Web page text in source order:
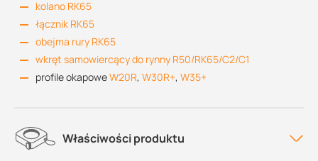
kolano RK65
łącznik RK65
obejma rury RK65
wkręt samowiercący do rynny R50/RK65/C2/C1
profile okapoweW20R, W30R+, W35+
Właściwości produktu